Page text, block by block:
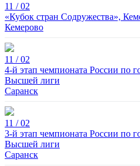
11 / 02
«Кубок стран Содружества»,
Кемерово
11 / 02
4-й этап чемпионата России по
Высшей лиги
Саранск
11 / 02
3-й этап чемпионата России по
Высшей лиги
Саранск